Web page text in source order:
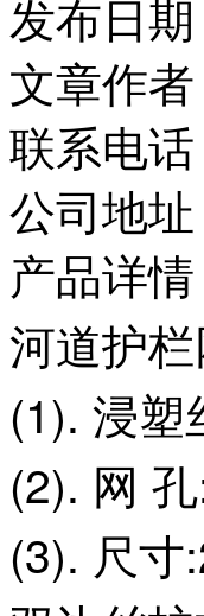
发布日期
文章作者
联系电话
公司地址
产品详情
河道护
(1). 浸塑
(2). 网
(3). 尺